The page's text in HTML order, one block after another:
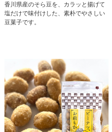
香川県産のそら豆を、カラッと揚げて
塩だけで味付けした、素朴でやさしい
豆菓子です。